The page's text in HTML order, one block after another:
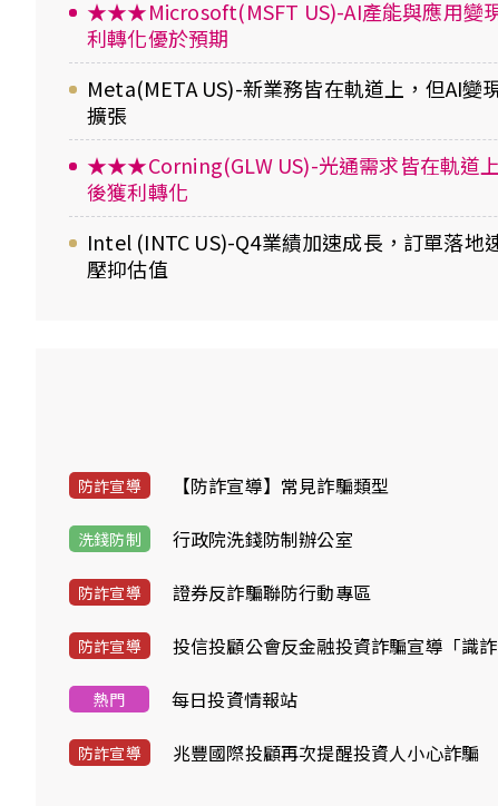
★★★Microsoft(MSFT US)-AI產能與應用變
利轉化優於預期
Meta(META US)-新業務皆在軌道上，但AI變
擴張
★★★Corning(GLW US)-光通需求皆在軌道
後獲利轉化
Intel (INTC US)-Q4業績加速成長，訂單落地
壓抑估值
防詐宣導 【防詐宣導】常見詐騙類型
洗錢防制 行政院洗錢防制辦公室
防詐宣導 證券反詐騙聯防行動專區
防詐宣導 投信投顧公會反金融投資詐騙宣導「識
熱門 每日投資情報站
防詐宣導 兆豐國際投顧再次提醒投資人小心詐騙